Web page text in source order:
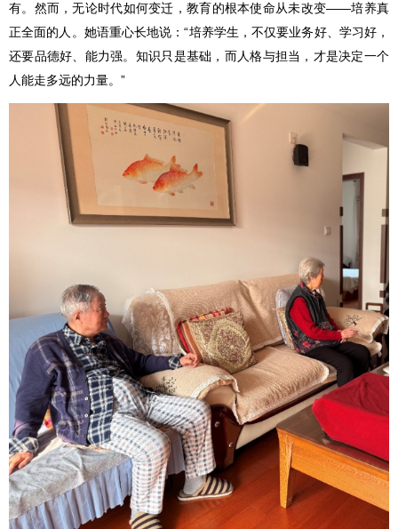
有。然而，无论时代如何变迁，教育的根本使命从未改变——培养真
正全面的人。她语重心长地说：“培养学生，不仅要业务好、学习好，
还要品德好、能力强。知识只是基础，而人格与担当，才是决定一个
人能走多远的力量。”